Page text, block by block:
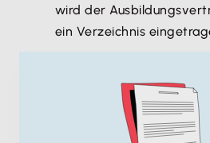
wird der
ein Verzeichnis